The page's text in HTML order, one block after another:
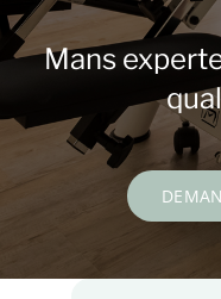
Contacte
Català
Mans